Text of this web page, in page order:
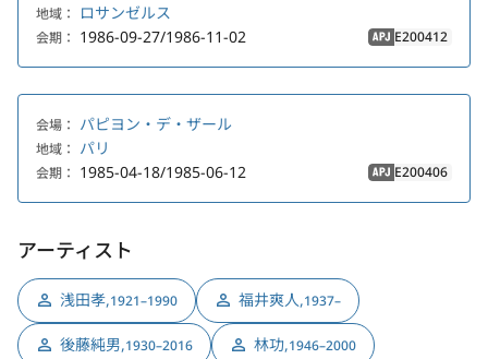
地域： ロサンゼルス
会期： 1986-09-27/1986-11-02 APJ E200412
会場： パピヨン・デ・ザール
地域： パリ
会期： 1985-04-18/1985-06-12 APJ E200406
アーティスト
浅田孝,1921–1990 福井爽人,1937–
後藤純男,1930–2016 林功,1946–2000